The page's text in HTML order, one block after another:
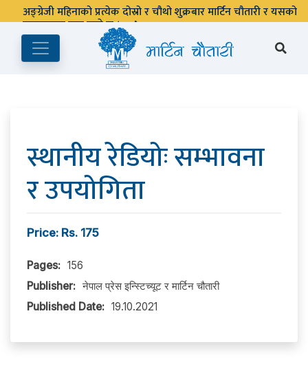
अङ्ग्रेजी महिनाको प्रत्येक दोस्रो र चौथो शुक्रबार मार्टिन चौतारी र यसको
पुस्तकालय बन्द रहने छ ।
स्थानीय रेडियोः सम्भावना
र उपयोगिता
Price: Rs. 175
Pages: 156
Publisher: नेपाल प्रेस इन्स्टिच्यूट र मार्टिन चौतारी
Published Date: 19.10.2021